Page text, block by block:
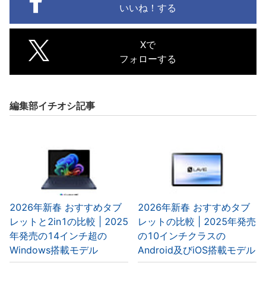
いいね！する
Xで
フォローする
編集部イチオシ記事
2026年新春 おすすめタブ
レットと2in1の比較 | 2025
年発売の14インチ超の
Windows搭載モデル
2026年新春 おすすめタブ
レットの比較 | 2025年発売
の10インチクラスの
Android及びiOS搭載モデル